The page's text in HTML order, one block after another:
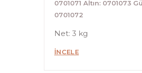
0701071 Altın: 0701073
0701072
Net: 3 kg
İNCELE